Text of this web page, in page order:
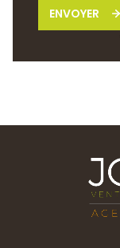
ENVOYER